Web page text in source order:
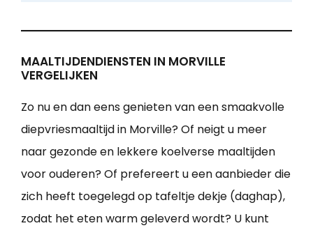
MAALTIJDENDIENSTEN IN MORVILLE
VERGELIJKEN
Zo nu en dan eens genieten van een smaakvolle
diepvriesmaaltijd in Morville? Of neigt u meer
naar gezonde en lekkere koelverse maaltijden
voor ouderen? Of prefereert u een aanbieder die
zich heeft toegelegd op tafeltje dekje (daghap),
zodat het eten warm geleverd wordt? U kunt